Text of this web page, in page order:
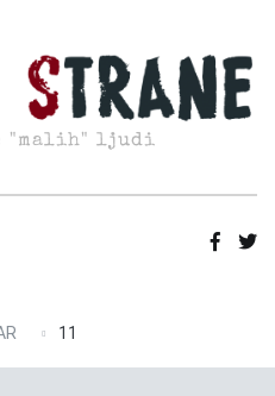
"malih" ljudi
11